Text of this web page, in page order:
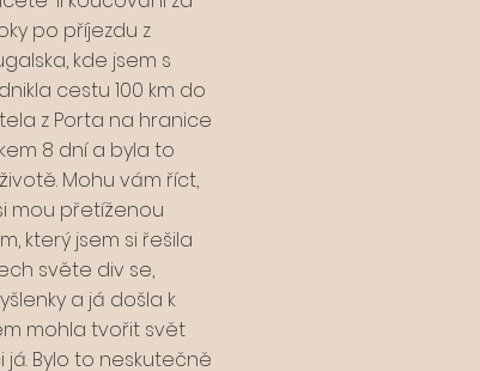
po příjezdu z
kde jsem s
cestu 100 km do
z Porta na hranice
8 dní a byla to
Mohu vám říct,
mou přetíženou
který jsem si řešila
světe div se,
a já došla k
mohla tvořit svět
Bylo to neskutečně